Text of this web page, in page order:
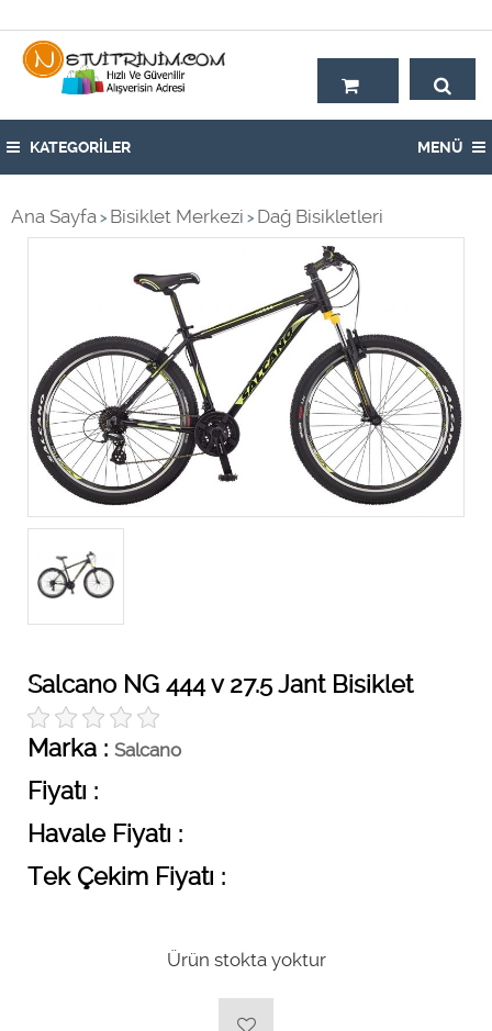
KATEGORİLER MENÜ
Ana Sayfa > Bisiklet Merkezi > Dağ Bisikletleri
Salcano NG 444 v 27.5 Jant Bisiklet
Marka : Salcano
Fiyatı :
Havale Fiyatı :
Tek Çekim Fiyatı :
Ürün stokta yoktur